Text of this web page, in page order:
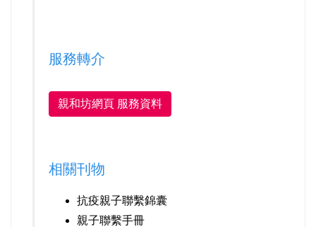
服務轉介
親和坊網頁 服務資料
相關刊物
抗疫親子聯繫錦囊
親子聯繫手冊